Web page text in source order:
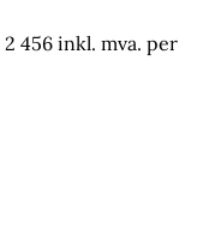
456 inkl. mva. per